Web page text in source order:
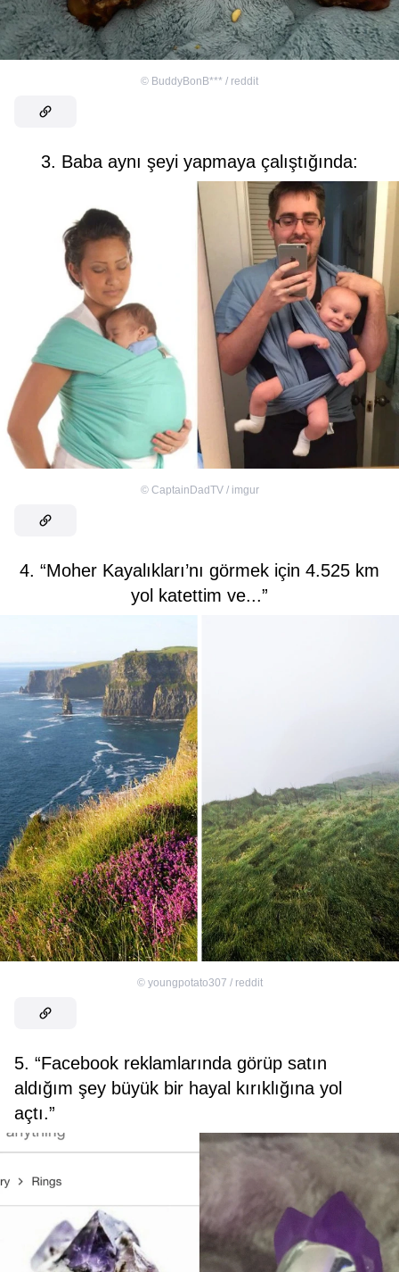
© BuddyBonB*** / reddit
3. Baba aynı şeyi yapmaya çalıştığında:
© CaptainDadTV / imgur
4. “Moher Kayalıkları’nı görmek için 4.525 km
yol katettim ve...”
© youngpotato307 / reddit
5. “Facebook reklamlarında görüp satın
aldığım şey büyük bir hayal kırıklığına yol
açtı.”